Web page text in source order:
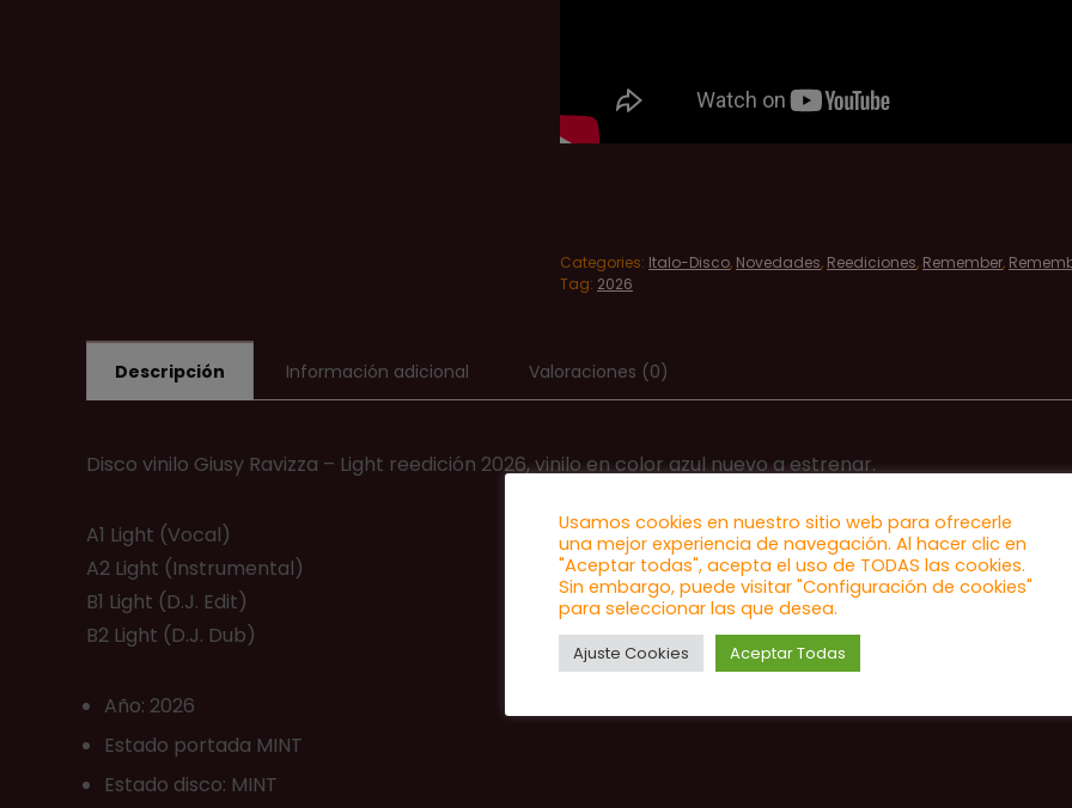
Categories: Italo-Disco, Novedades, Reediciones, Remember,
Tag: 2026
Descripción Información adicional Valoraciones (0)
Disco vinilo Giusy Ravizza ‎– Light reedición 2026, vinilo en color azul nuevo a estrenar.
A1 Light (Vocal)
A2 Light (Instrumental)
B1 Light (D.J. Edit)
B2 Light (D.J. Dub)
Año: 2026
Estado portada MINT
Estado disco: MINT
Usamos cookies en nuestro sitio web para ofrecerle
una mejor experiencia de navegación. Al hacer clic en
"Aceptar todas", acepta el uso de TODAS las cookies.
Sin embargo, puede visitar "Configuración de cookies"
para seleccionar las que desea.
Ajuste Cookies Aceptar Todas